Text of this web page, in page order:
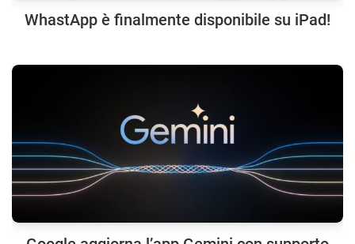
WhastApp è finalmente disponibile su iPad!